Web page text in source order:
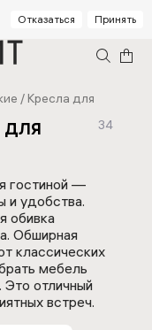
Отказаться Принять
/Кресла для
34
гостиной —
и удобства.
обивка
Обширная
классических
мебель
отличный
встреч.